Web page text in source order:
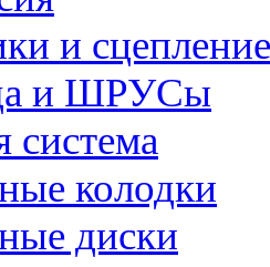
и сцепление
и ШРУСы
система
колодки
диски